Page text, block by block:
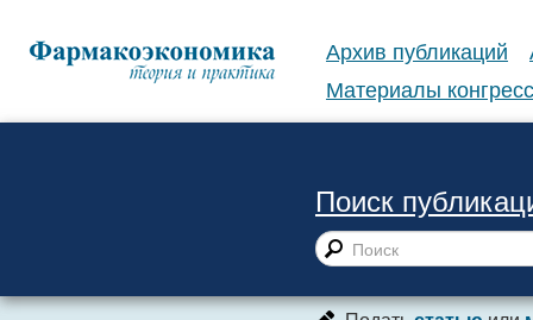
Архив публикаций
Материалы
Поиск